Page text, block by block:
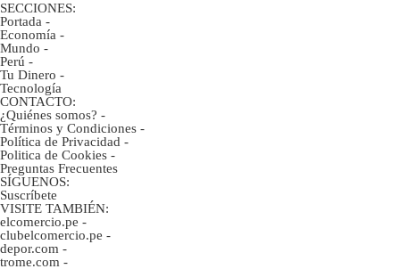
SECCIONES:
Portada -
Economía -
Mundo -
Perú -
Tu Dinero -
Tecnología
CONTACTO:
¿Quiénes somos? -
Términos y Condiciones -
Política de Privacidad -
Politica de Cookies -
Preguntas Frecuentes
SÍGUENOS:
Suscríbete
VISITE TAMBIÉN:
elcomercio.pe -
clubelcomercio.pe -
depor.com -
trome.com -